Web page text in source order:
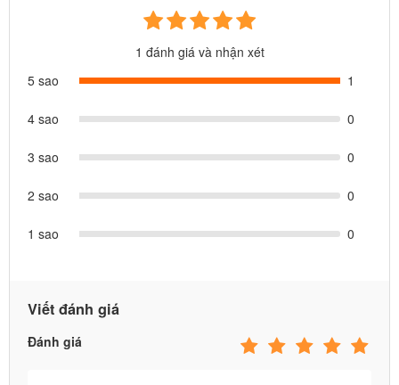
1 đánh giá và nhận xét
5 sao
1
4 sao 0
3 sao 0
2 sao 0
1 sao 0
Viết đánh giá
Đánh giá